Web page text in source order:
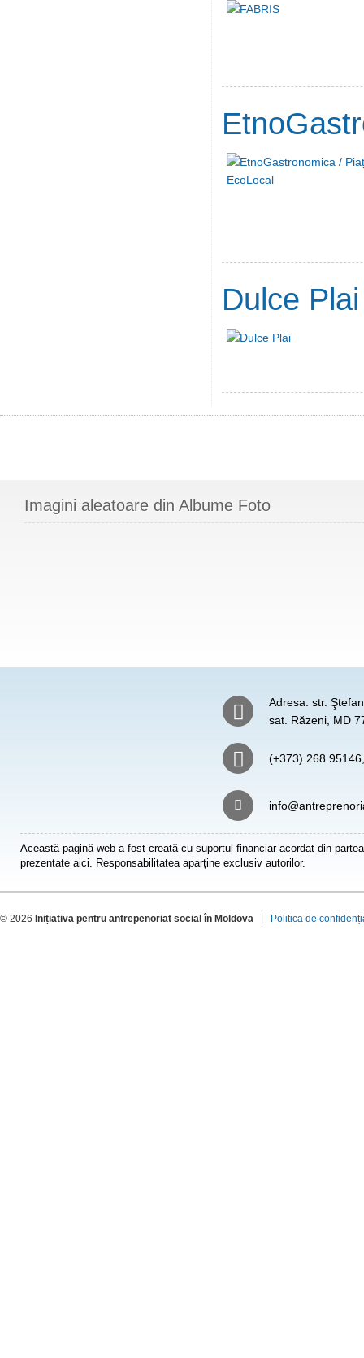
Dulce Plai
Imagini aleatoare din Albume Foto
Adresa: str.
sat. Răzeni, MD
(+373) 268
Această pagină web a fost creată cu suportul financiar acordat din
prezentate aici. Responsabilitatea aparține exclusiv autorilor.
© 2026 Inițiativa pentru antrepenoriat social în Moldova Politica de